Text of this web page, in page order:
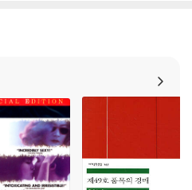
것은 서구 작가들, 특히 프랑스인들의
이나 라틴 아메리카 작가들에게 이러
어떻게 소설의 죽음을 말할 수 있단 말
동안 사망 상태에 놓여 있던 소설을 다
있을 것이다.